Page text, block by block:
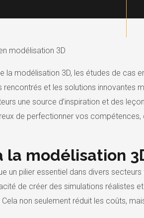
modélisation 3D
la modélisation 3D, les études de cas
rencontrés et les solutions innovantes
une source d’inspiration et des
de perfectionner vos
la modélisation
un pilier essentiel dans divers
de créer des simulations réalistes
non seulement réduit les coûts,